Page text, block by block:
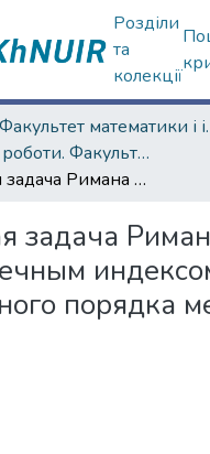
Розділи
та
колекції
Наукові роботи. Факультет математики і інформатики
Краевая задача Римана с бесконечным индексом степенного порядка меньше 1/2
задача
порядка